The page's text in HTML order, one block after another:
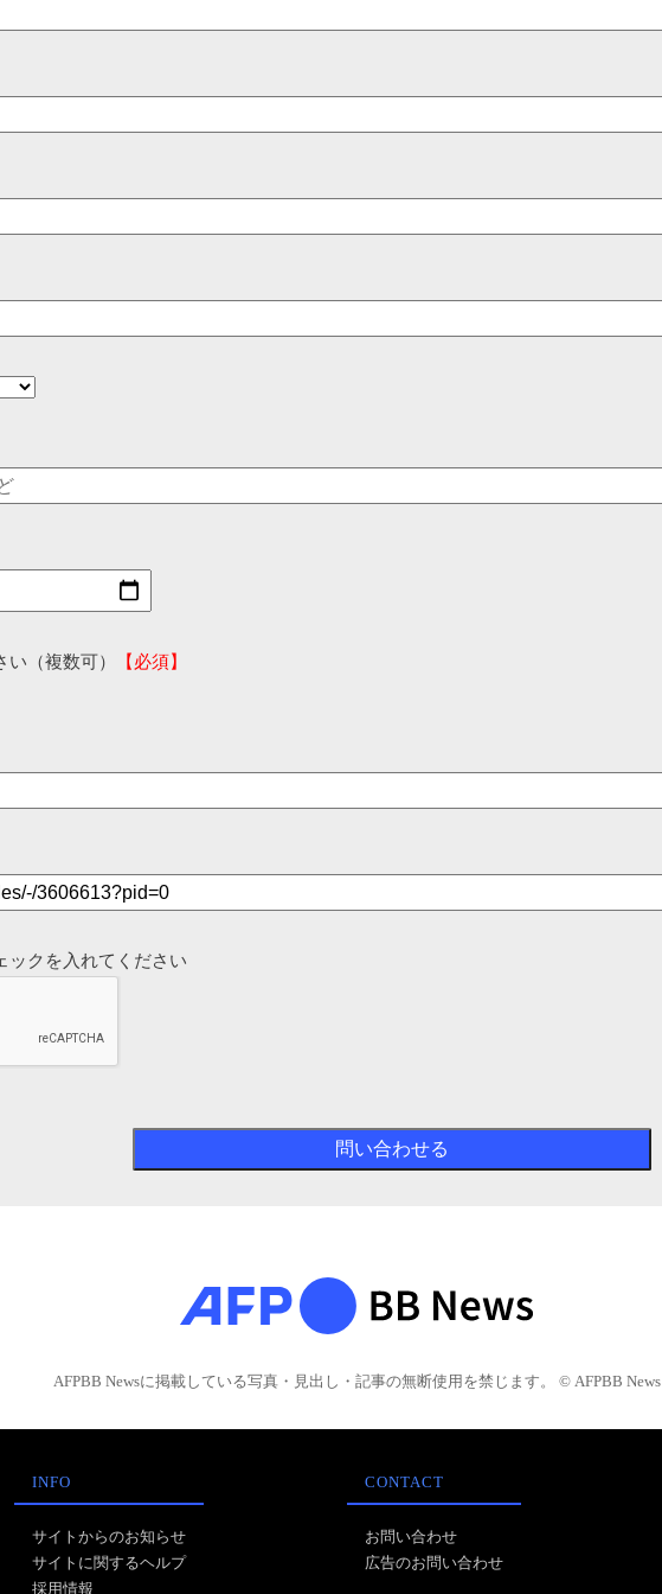
（複数可）
【必須】
ックを入れてください
AFPBB Newsに掲載している写真・見出し・記事の無断使用を禁じます。 © AFPBB News
INFO
サイトからのお知らせ
サイトに関するヘルプ
採用情報
CONTACT
お問い合わせ
広告のお問い合わせ